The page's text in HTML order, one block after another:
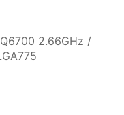
2.66GHz /